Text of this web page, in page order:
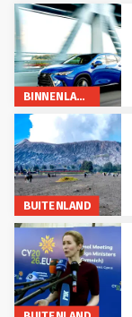
BINNENLAND
BUITENLAND
BUITENLAND